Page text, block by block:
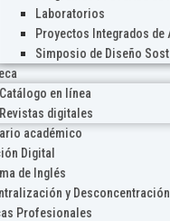
Laboratorios
Proyectos Integrados de
Simposio de Diseño
Catálogo en línea
Revistas digitales
académico
Digital
de Inglés
y Desconcentración
Profesionales